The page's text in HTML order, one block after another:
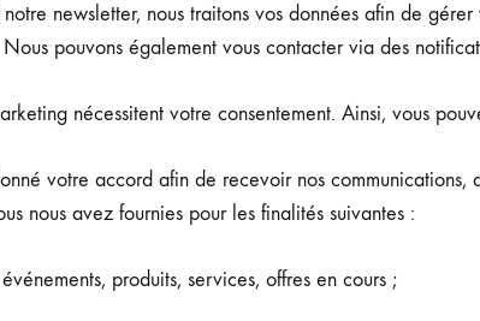
newsletter, nous traitons vos données afin de
pouvons également vous contacter via des
nécessitent votre consentement. Ainsi, vous
votre accord afin de recevoir nos
nous avez fournies pour les finalités suivantes :
produits, services, offres en cours ;